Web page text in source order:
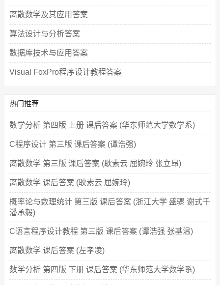
离散数学及其应用答案
算法设计与分析答案
数据库技术与应用答案
Visual FoxPro程序设计教程答案
热门推荐
数学分析 第四版 上册 课后答案 (华东师范大学数学系)
C程序设计 第三版 课后答案 (谭浩强)
离散数学 第三版 课后答案 (耿素云 屈婉玲 张立昂)
离散数学 课后答案 (耿素云 屈婉玲)
概率论与数理统计 第三版 课后答案 (浙江大学 盛骤 谢式千
潘承毅)
C语言程序设计教程 第三版 课后答案 (谭浩强 张基温)
离散数学 课后答案 (左孝凌)
数学分析 第四版 下册 课后答案 (华东师范大学数学系)